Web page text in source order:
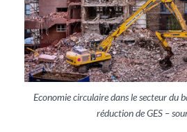
Economie circulaire dans le secteur du
réduction de GES –